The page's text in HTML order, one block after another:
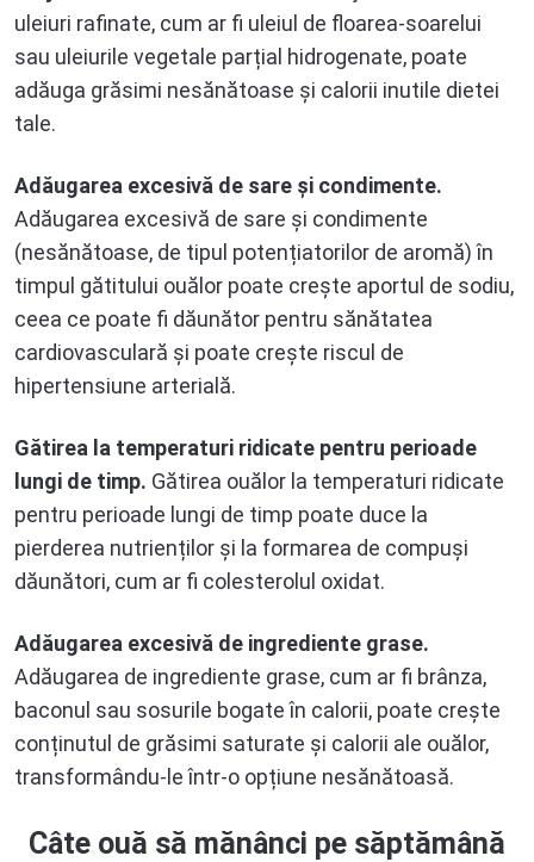
uleiuri rafinate, cum ar fi uleiul de floarea-soarelui
sau uleiurile vegetale parțial hidrogenate, poate
adăuga grăsimi nesănătoase și calorii inutile dietei
tale.
Adăugarea excesivă de sare și condimente.
Adăugarea excesivă de sare și condimente
(nesănătoase, de tipul potențiatorilor de aromă) în
timpul gătitului ouălor poate crește aportul de sodiu,
ceea ce poate fi dăunător pentru sănătatea
cardiovasculară și poate crește riscul de
hipertensiune arterială.
Gătirea la temperaturi ridicate pentru perioade
lungi de timp. Gătirea ouălor la temperaturi ridicate
pentru perioade lungi de timp poate duce la
pierderea nutrienților și la formarea de compuși
dăunători, cum ar fi colesterolul oxidat.
Adăugarea excesivă de ingrediente grase.
Adăugarea de ingrediente grase, cum ar fi brânza,
baconul sau sosurile bogate în calorii, poate crește
conținutul de grăsimi saturate și calorii ale ouălor,
transformându-le într-o opțiune nesănătoasă.
Câte ouă să mănânci pe săptămână